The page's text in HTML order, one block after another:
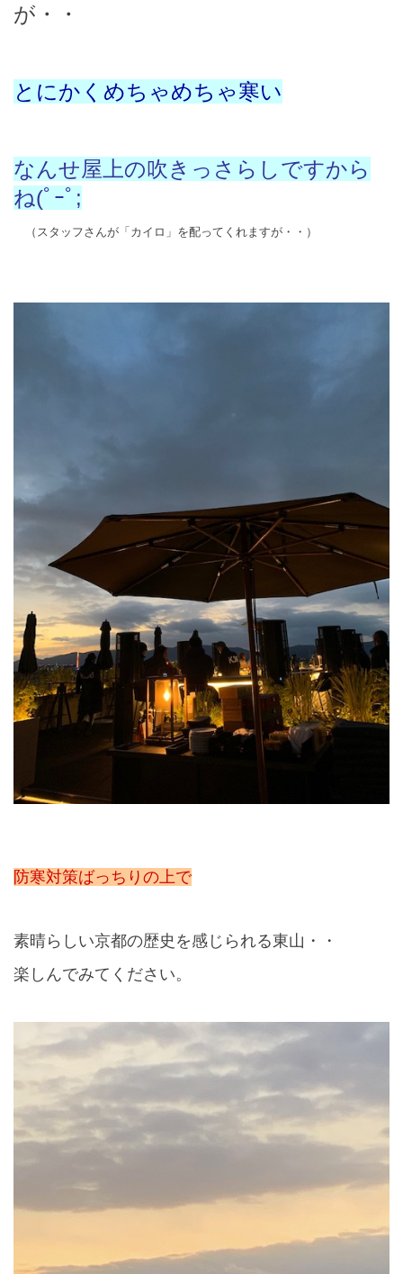
が・・
とにかくめちゃめちゃ寒い
なんせ屋上の吹きっさらしですから
ね(ﾟｰﾟ;
（スタッフさんが「カイロ」を配ってくれますが・・）
防寒対策ばっちりの上で
素晴らしい京都の歴史を感じられる東山・・
楽しんでみてください。